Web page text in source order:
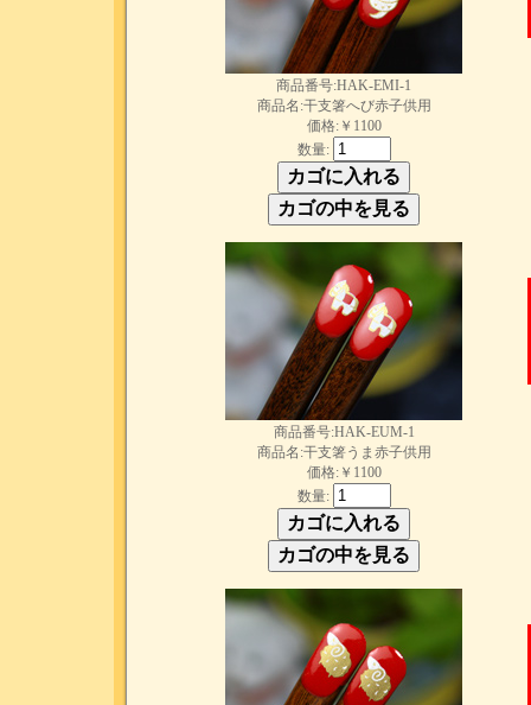
商品番号:HAK-EMI-1
商品名:干支箸へび赤子供用
価格:￥1100
数量:
商品番号:HAK-EUM-1
商品名:干支箸うま赤子供用
価格:￥1100
数量: